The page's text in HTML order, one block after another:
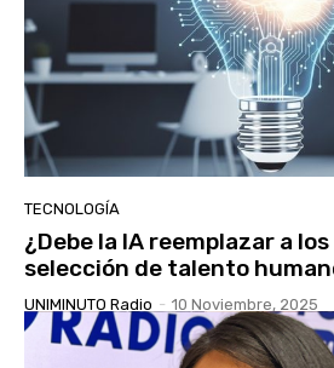
TECNOLOGÍA
¿Debe la IA reemplazar a
selección de talento
UNIMINUTO Radio - 10 Noviembre, 2025